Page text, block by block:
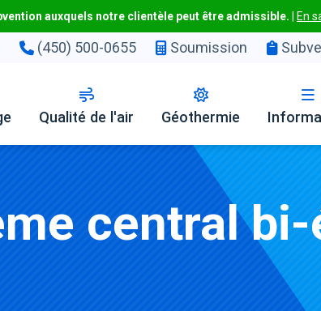
auxquels notre clientèle peut être admissible. En
(450) 500-0655 Soumission
Qualité de l'air Géothermie
central